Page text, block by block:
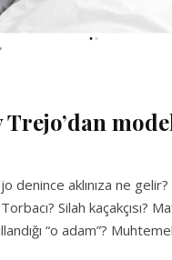
Trejo’dan
denince aklınıza ne gelir?
Silah kaçakçısı?
“o adam”?